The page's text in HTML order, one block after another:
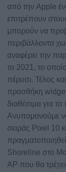
από την Apple
επιτρέπουν
μπορούν να
περιβάλλοντα
αναφέρει την
το 2021, το
πέρυσι. Τέλος
προσθήκη
διαθέσιμα για
Ανυπομονούμε
σειράς Pixel 10
Shoreline στο
AP που θα